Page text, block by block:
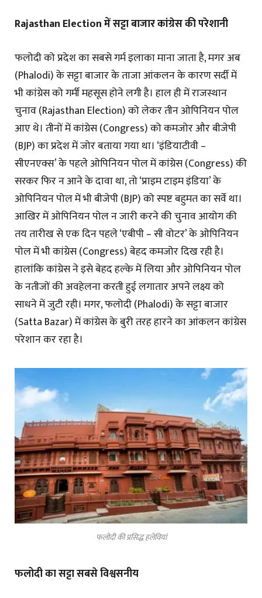
Rajasthan Election में सट्टा बाजार कांग्रेस की परेशानी
फलोदी को प्रदेश का सबसे गर्म इलाका माना जाता है, मगर अब
(Phalodi) के सट्टा बाजार के ताजा आंकलन के कारण सर्दी में
भी कांग्रेस को गर्मी महसूस होने लगी है। हाल ही में राजस्थान
चुनाव (Rajasthan Election) को लेकर तीन ओपिनियन पोल
आए थे। तीनों में कांग्रेस (Congress) को कमजोर और बीजेपी
(BJP) का प्रदेश में जोर बताया गया था। ‘इंडियाटीवी –
सीएनएक्स’ के पहले ओपिनियन पोल में कांग्रेस (Congress) की
सरकर फिर न आने के दावा था, तो ‘प्राइम टाइम इंडिया’ के
ओपिनियन पोल में भी बीजेपी (BJP) को स्पष्ट बहुमत का सर्वे था।
आखिर में ओपिनियन पोल न जारी करने की चुनाव आयोग की
तय तारीख से एक दिन पहले ‘एबीपी – सी वोटर’ के ओपिनियन
पोल में भी कांग्रेस (Congress) बेहद कमजोर दिख रही है।
हालांकि कांग्रेस ने इसे बेहद हल्के में लिया और ओपिनियन पोल
के नतीजों की अवहेलना करती हुई लगातार अपने लक्ष्य को
साधने में जुटी रही। मगर, फलोदी (Phalodi) के सट्टा बाजार
(Satta Bazar) में कांग्रेस के बुरी तरह हारने का आंकलन कांग्रेस
परेशान कर रहा है।
फलोदी की प्रसिद्ध हलेवियां
फलोदी का सट्टा सबसे विश्वसनीय